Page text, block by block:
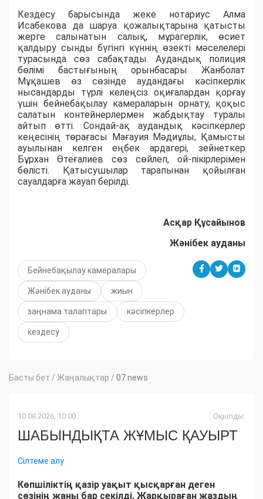
​Кездесу барысында жеке нотариус Алма
Исабекова да шаруа қожалықтарына қатысты
жерге салынатын салық, мұрагерлік, өсиет
қалдыру сынды бүгінгі күннің өзекті мәселелері
турасында сөз сабақтады. Аудандық полиция
бөлімі бастығының орынбасары Жанболат
Мұқашев өз сөзінде аудандағы кәсіпкерлік
нысандарды түрлі келеңсіз оқиғалардан қорғау
үшін бейнебақылау камераларын орнату, қоқыс
салатын контейнерлермен жабдықтау туралы
айтып өтті. Сондай-ақ аудандық кәсіпкерлер
кеңесінің төрағасы Мағауия Мәдиұлы, Қамысты
ауылынан келген еңбек ардагері, зейнеткер
Бұрхан Өтеғалиев сөз сөйлеп, ой-пікірлерімен
бөлісті. Қатысушылар тарапынан қойылған
сауалдарға жауап берілді.
Асқар Құсайынов
Жәнібек ауданы
Бейнебақылау камералары
Жәнібек ауданы жиын
заңнама талаптары кәсіпкерлер
кездесу
Басты бет / Жаңалықтар / 07 news
10.08.2026, 10:00 Оқылды:
ШАБЫНДЫҚТА ЖҰМЫС ҚАУЫРТ
Сілтеме алу
Көпшіліктің қазір уақыт қысқарған деген
сөзінің жаны бар секілді. Жарқыраған жаздың